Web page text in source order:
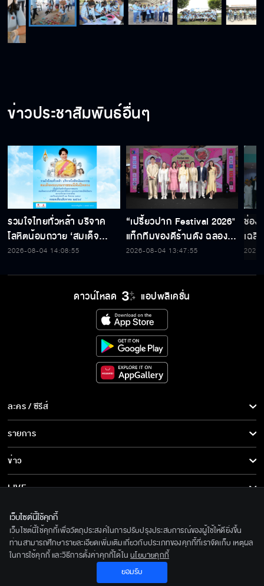
ข่าวประชาสัมพันธ์อื่นๆ
รวมใจไทยทั่วหล้า บริจาค
โลหิตน้อมถวาย ‘สมเด็จ
พระบรมราชชนนีพันปีหลวง’
ระลึก 80 พรรษาฯ อันทรง
2026-08-04 14:08:55
“เปรี้ยวปาก Festival 2026"
แท็กทีมของดีร้านดัง ฉลอง
ก้าวสู่ปีที่ 23
2026-08-04 13:47:55
ช่อง
เฉลิ
สมเ
พระ
ดาวน์โหลด แอปพลิเคชั่น
ละคร / ซีรีส์
ละคร/ซีรีส์
ซีรีส์นานาชาติ
การ์ตูน & เกม
รายการ
รายการทั้งหมด
ข่าว
ข่าวทั้งหมด
ข่าวประชาสัมพันธ์
LIVE
เกี่ยวกับเรา
BEC World
รู้จักเรา
ติดตามเราได้ที่
© 2020 Bangkok Entertainment Co.,Ltd. All Rights Reserved.
เว็บไซต์นี้ใช้คุกกี้
เว็บไซต์นี้ใช้คุกกี้เพื่อวัตถุประสงค์ในการปรับปรุงประสบการณ์ของผู้ใช้ให้ดียิ่งขึ้น
ท่านสามารถศึกษารายละเอียดเพิ่มเติมเกี่ยวกับประเภทของคุกกี้ที่เราจัดเก็บ เหตุผล
ในการใช้คุกกี้ และวิธีการตั้งค่าคุกกี้ได้ใน นโยบายคุกกี้
ยอมรับ